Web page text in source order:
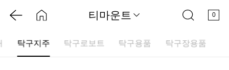
0
티마운트
탁구지주 탁구로보트 탁구용품 탁구장용품